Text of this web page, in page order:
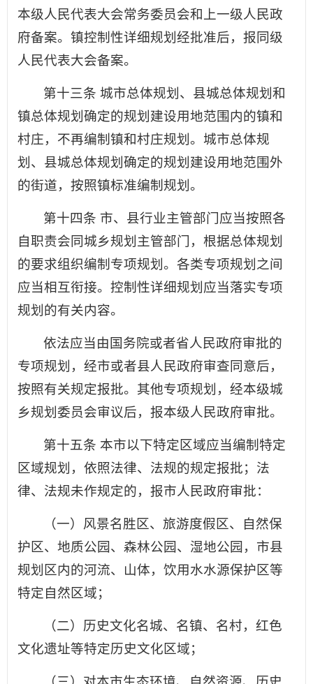
本级人民代表大会常务委员会和上一级人民政
府备案。镇控制性详细规划经批准后，报同级
人民代表大会备案。
第十三条 城市总体规划、县城总体规划和
镇总体规划确定的规划建设用地范围内的镇和
村庄，不再编制镇和村庄规划。城市总体规
划、县城总体规划确定的规划建设用地范围外
的街道，按照镇标准编制规划。
第十四条 市、县行业主管部门应当按照各
自职责会同城乡规划主管部门，根据总体规划
的要求组织编制专项规划。各类专项规划之间
应当相互衔接。控制性详细规划应当落实专项
规划的有关内容。
依法应当由国务院或者省人民政府审批的
专项规划，经市或者县人民政府审查同意后，
按照有关规定报批。其他专项规划，经本级城
乡规划委员会审议后，报本级人民政府审批。
第十五条 本市以下特定区域应当编制特定
区域规划，依照法律、法规的规定报批；法
律、法规未作规定的，报市人民政府审批：
（一）风景名胜区、旅游度假区、自然保
护区、地质公园、森林公园、湿地公园，市县
规划区内的河流、山体，饮用水水源保护区等
特定自然区域；
（二）历史文化名城、名镇、名村，红色
文化遗址等特定历史文化区域；